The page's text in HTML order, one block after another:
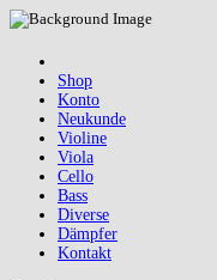
Shop
Konto
Neukunde
Violine
Viola
Cello
Bass
Diverse
Dämpfer
Kontakt